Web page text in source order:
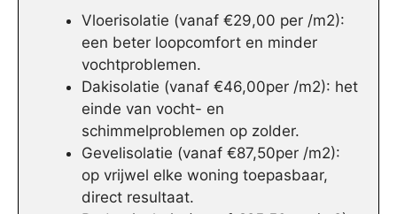
Vloerisolatie (vanaf €29,00 per /m2):
een beter loopcomfort en minder
vochtproblemen.
Dakisolatie (vanaf €46,00per /m2): het
einde van vocht- en
schimmelproblemen op zolder.
Gevelisolatie (vanaf €87,50per /m2):
op vrijwel elke woning toepasbaar,
direct resultaat.